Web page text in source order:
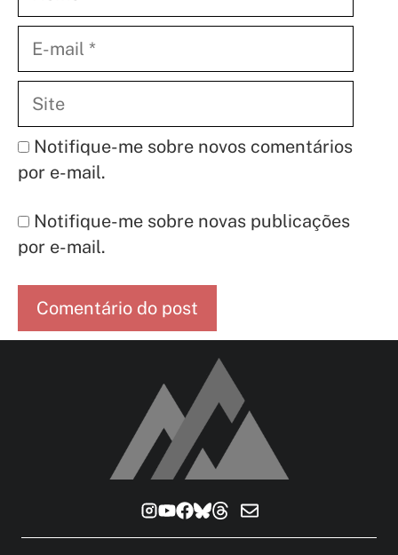
mail
Notifique-me sobre novos comentários
por e-mail.
Notifique-me sobre novas publicações
por e-mail.